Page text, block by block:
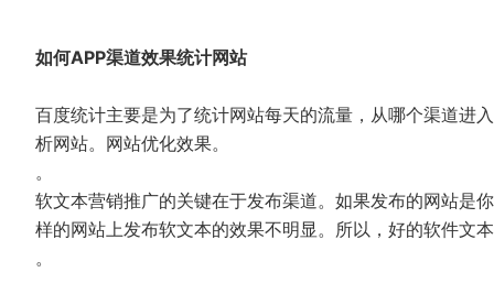
如何APP渠道效果统计网站
百度统计主要是为了统计网站每天的流量，从哪个渠道进
析网站。网站优化效果。
。
软文本营销推广的关键在于发布渠道。如果发布的网站是
样的网站上发布软文本的效果不明显。所以，好的软件文
。